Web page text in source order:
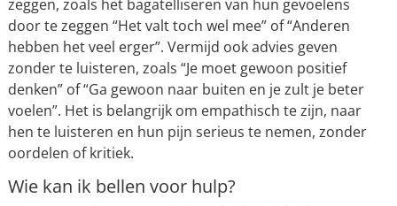
zeggen, zoals het bagatelliseren van hun gevoelens
door te zeggen “Het valt toch wel mee” of “Anderen
hebben het veel erger”. Vermijd ook advies geven
zonder te luisteren, zoals “Je moet gewoon positief
denken” of “Ga gewoon naar buiten en je zult je beter
voelen”. Het is belangrijk om empathisch te zijn, naar
hen te luisteren en hun pijn serieus te nemen, zonder
oordelen of kritiek.
Wie kan ik bellen voor hulp?